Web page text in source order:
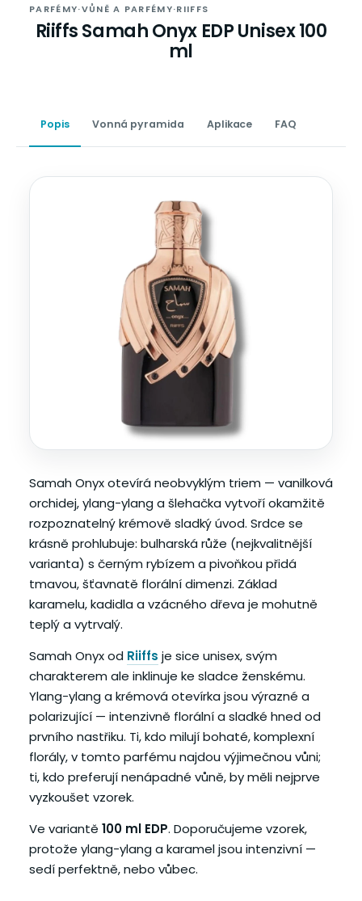
PARFÉMY·VŮNĚ A PARFÉMY·RIIFFS
Riiffs Samah Onyx EDP Unisex 100
ml
Popis Vonná pyramida Aplikace FAQ
Samah Onyx otevírá neobvyklým triem — vanilková
orchidej, ylang-ylang a šlehačka vytvoří okamžitě
rozpoznatelný krémově sladký úvod. Srdce se
krásně prohlubuje: bulharská růže (nejkvalitnější
varianta) s černým rybízem a pivoňkou přidá
tmavou, šťavnatě florální dimenzi. Základ
karamelu, kadidla a vzácného dřeva je mohutně
teplý a vytrvalý.
Samah Onyx od Riiffs je sice unisex, svým
charakterem ale inklinuje ke sladce ženskému.
Ylang-ylang a krémová otevírka jsou výrazné a
polarizující — intenzivně florální a sladké hned od
prvního nastřiku. Ti, kdo milují bohaté, komplexní
florály, v tomto parfému najdou výjimečnou vůni;
ti, kdo preferují nenápadné vůně, by měli nejprve
vyzkoušet vzorek.
Ve variantě 100 ml EDP. Doporučujeme vzorek,
protože ylang-ylang a karamel jsou intenzivní —
sedí perfektně, nebo vůbec.